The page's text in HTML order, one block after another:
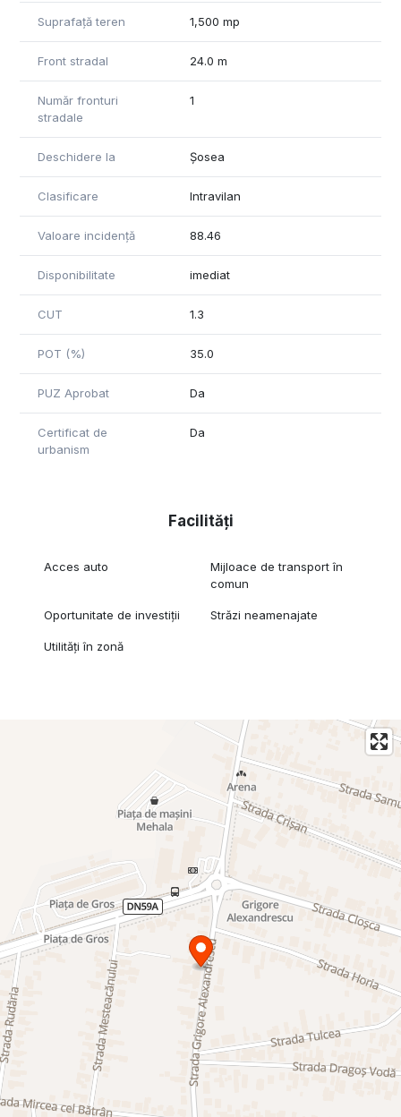
Suprafață teren 1,500 mp
Front stradal 24.0 m
Număr fronturi
stradale
1
Deschidere la Șosea
Clasificare Intravilan
Valoare incidență 88.46
Disponibilitate imediat
CUT 1.3
POT (%) 35.0
PUZ Aprobat Da
Certificat de
urbanism
Da
Facilități
Acces auto
Mijloace de transport în
comun
Oportunitate de investiții Străzi neamenajate
Utilități în zonă